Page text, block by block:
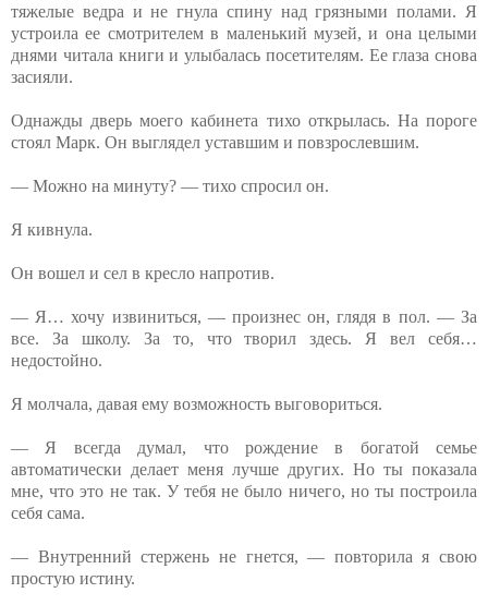
тяжелые ведра и не гнула спину над грязными полами. Я
устроила ее смотрителем в маленький музей, и она целыми
днями читала книги и улыбалась посетителям. Ее глаза снова
засияли.
Однажды дверь моего кабинета тихо открылась. На пороге
стоял Марк. Он выглядел уставшим и повзрослевшим.
— Можно на минуту? — тихо спросил он.
Я кивнула.
Он вошел и сел в кресло напротив.
— Я… хочу извиниться, — произнес он, глядя в пол. — За
все. За школу. За то, что творил здесь. Я вел себя…
недостойно.
Я молчала, давая ему возможность выговориться.
— Я всегда думал, что рождение в богатой семье
автоматически делает меня лучше других. Но ты показала
мне, что это не так. У тебя не было ничего, но ты построила
себя сама.
— Внутренний стержень не гнется, — повторила я свою
простую истину.